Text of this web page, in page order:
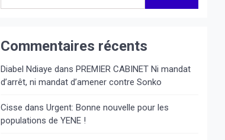
Commentaires récents
Diabel Ndiaye dans PREMIER CABINET Ni mandat
d’arrêt, ni mandat d’amener contre Sonko
Cisse dans Urgent: Bonne nouvelle pour les
populations de YENE !